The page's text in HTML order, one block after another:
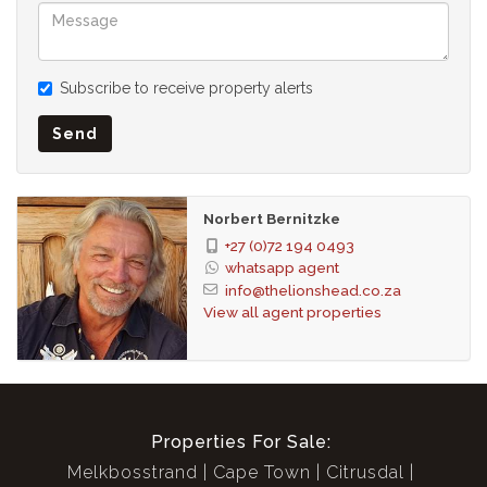
Grundstück Größe 877 m²
Subscribe to receive property alerts
Send
Norbert Bernitzke
+27 (0)72 194 0493
whatsapp agent
info@thelionshead.co.za
View all agent properties
Properties For Sale:
Melkbosstrand
Cape Town Citrusdal